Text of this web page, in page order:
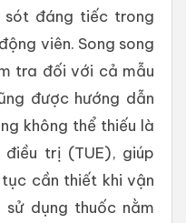
sót đáng tiếc trong
viên. Song song
tra đối với cả mẫu
được hướng dẫn
không thể thiếu là
trị (TUE), giúp
cần thiết khi vận
dụng thuốc nằm